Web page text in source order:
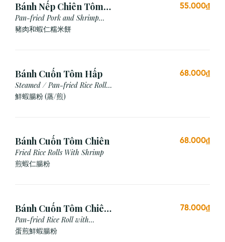
Bánh Nếp Chiên Tôm
Thịt (3 Cái)
Pan-fried Pork and Shrimp
Glutinous Rice Cake
豬肉和蝦仁糯米餅
55.000₫
Bánh Cuốn Tôm Hấp
Steamed / Pan-fried Rice Roll
with Shrimp
鮮蝦腸粉 (蒸/煎)
68.000₫
Bánh Cuốn Tôm Chiên
Fried Rice Rolls With Shrimp
煎蝦仁腸粉
68.000₫
Bánh Cuốn Tôm Chiên
Trứng
Pan-fried Rice Roll with
Shrimp & Egg
蛋煎鮮蝦腸粉
78.000₫